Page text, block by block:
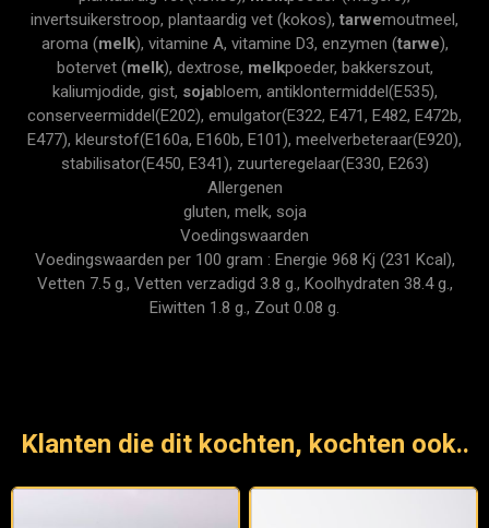
invertsuikerstroop, plantaardig vet (kokos), tarwemoutmeel,
aroma (melk), vitamine A, vitamine D3, enzymen (tarwe),
botervet (melk), dextrose, melkpoeder, bakkerszout,
kaliumjodide, gist, sojabloem, antiklontermiddel(E535),
conserveermiddel(E202), emulgator(E322, E471, E482, E472b,
E477), kleurstof(E160a, E160b, E101), meelverbeteraar(E920),
stabilisator(E450, E341), zuurteregelaar(E330, E263)
Allergenen
gluten, melk, soja
Voedingswaarden
Voedingswaarden per 100 gram : Energie 968 Kj (231 Kcal),
Vetten 7.5 g., Vetten verzadigd 3.8 g., Koolhydraten 38.4 g.,
Eiwitten 1.8 g., Zout 0.08 g.
Klanten die dit kochten, kochten ook..